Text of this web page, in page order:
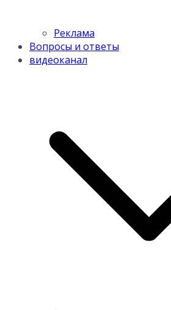
Реклама
Вопросы и ответы
видеоканал